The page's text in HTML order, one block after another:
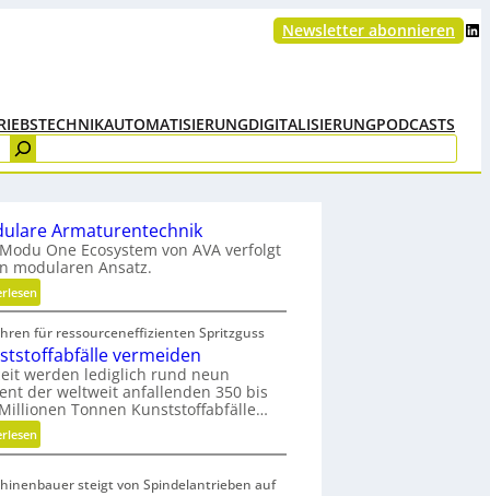
Newsletter abonnieren LinkedIn
AUTOMATISIERUNGDIGITALISIERUNGPODCASTS
Armaturentechnik
One Ecosystem von AVA verfolgt
modularen Ansatz.
:
M
o
d
u
l
a
r
e
A
für ressourceneffizienten Spritzguss
vermeiden
werden lediglich rund neun
der weltweit anfallenden 350 bis
Tonnen Kunststoffabfälle…
:
K
steigt von Spindelantrieben auf